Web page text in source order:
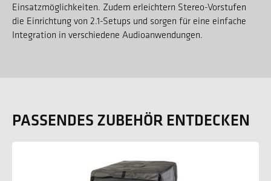
Einsatzmöglichkeiten. Zudem erleichtern Stereo-Vorstufen
die Einrichtung von 2.1-Setups und sorgen für eine einfache
Integration in verschiedene Audioanwendungen.
PASSENDES ZUBEHÖR ENTDECKEN